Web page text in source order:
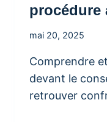
procédure
mai 20, 2025
Comprendre
devant le
retrouver